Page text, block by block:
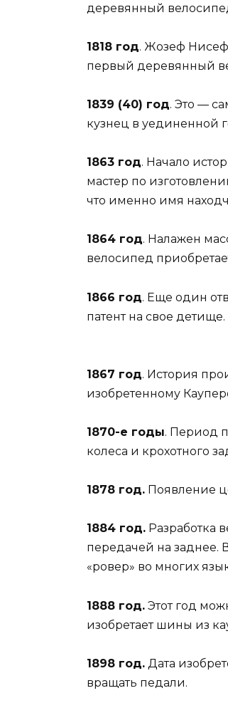
деревянный
1818 год. Жозеф
первый деревянный
1839 (40) год. Это —
кузнец в уединенной
1863 год. Начало
мастер по
что именно имя
1864 год. Налажен
велосипед
1866 год. Еще один
патент на свое детище.
1867 год. История
изобретенному
1870-е годы. Период
колеса и крохотного
1878 год. Появление
1884 год. Разработка
передачей на заднее.
«ровер» во многих
1888 год. Этот год
изобретает шины из
1898 год. Дата
вращать педали.